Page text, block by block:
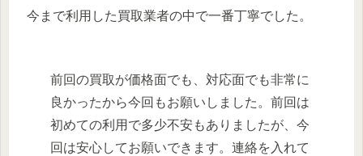
今まで利用した買取業者の中で一番丁寧でした。
前回の買取が価格面でも、対応面でも非常に
良かったから今回もお願いしました。前回は
初めての利用で多少不安もありましたが、今
回は安心してお願いできます。連絡を入れて